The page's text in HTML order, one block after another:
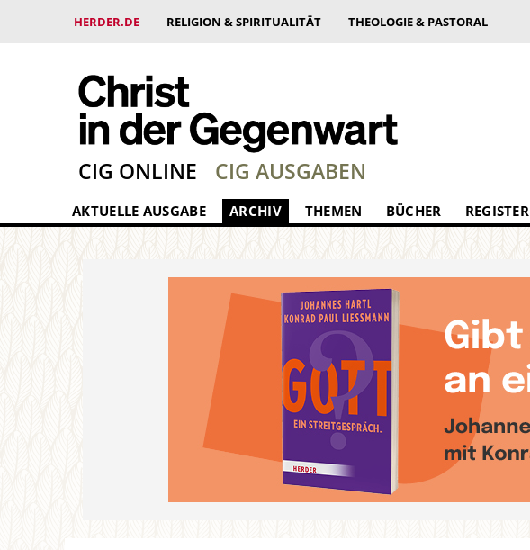
HERDER.DE RELIGION & SPIRITUALITÄT THEOLOGIE & PASTORAL
CIG ONLINE CIG AUSGABEN
AKTUELLE AUSGABE ARCHIV THEMEN BÜCHER REGISTER